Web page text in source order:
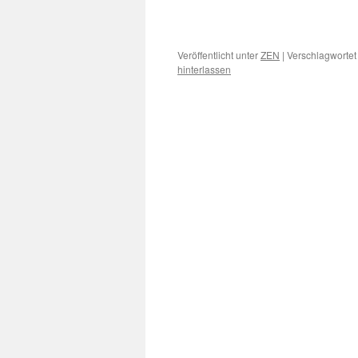
Veröffentlicht unterZEN |
hinterlassen